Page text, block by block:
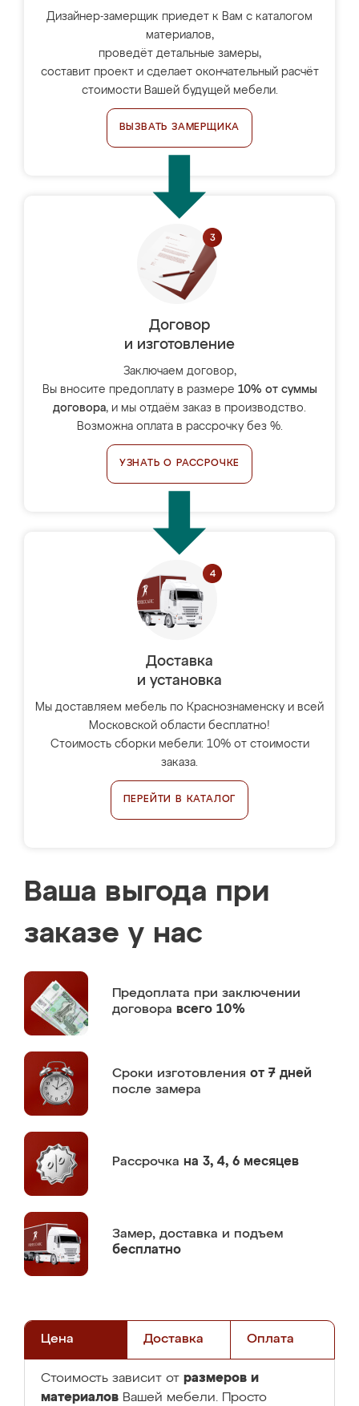
Дизайнер-замерщик приедет к Вам с каталогом
материалов,
проведёт детальные замеры,
составит проект и сделает окончательный расчёт
стоимости Вашей будущей мебели.
ВЫЗВАТЬ ЗАМЕРЩИКА
Договор
и изготовление
Заключаем договор,
Вы вносите предоплату в размере 10% от суммы
договора, и мы отдаём заказ в производство.
Возможна оплата в рассрочку без %.
УЗНАТЬ О РАССРОЧКЕ
Доставка
и установка
Мы доставляем мебель по Краснознаменску и всей
Московской области бесплатно!
Стоимость сборки мебели: 10% от стоимости
заказа.
ПЕРЕЙТИ В КАТАЛОГ
Ваша выгода при
заказе у нас
Предоплата при заключении
договора всего 10%
Сроки изготовления от 7 дней
после замера
Рассрочка на 3, 4, 6 месяцев
Замер, доставка и подъем
бесплатно
Цена Доставка Оплата
Стоимость зависит от размеров и
материалов Вашей мебели. Просто